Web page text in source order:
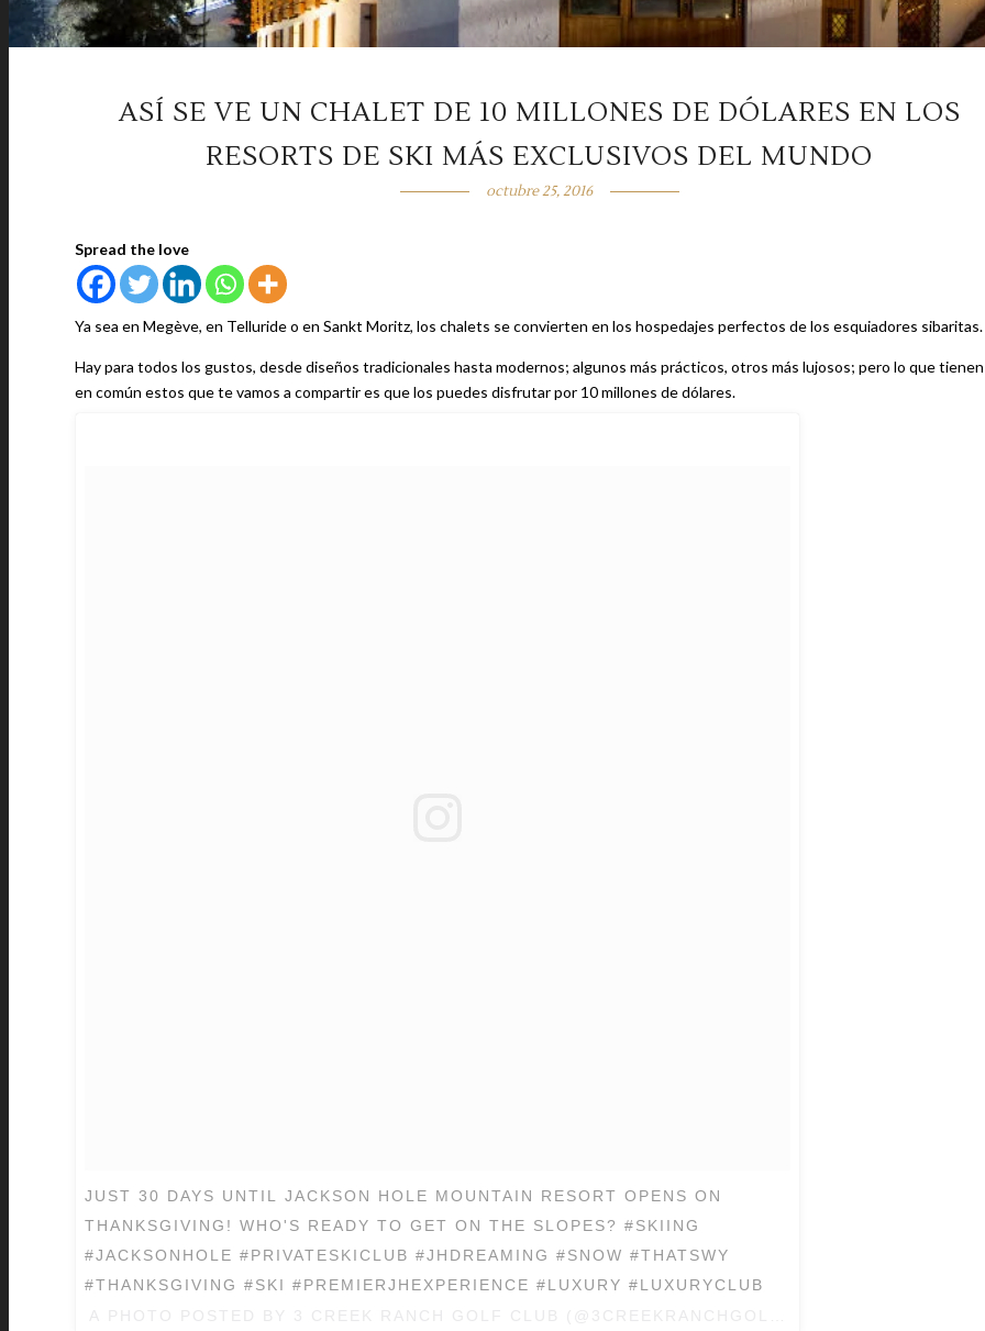
ASÍ SE VE UN CHALET DE 10 MILLONES DE DÓLARES EN LOS
RESORTS DE SKI MÁS EXCLUSIVOS DEL MUNDO
octubre 25, 2016
Spread the love
Ya sea en Megève, en Telluride o en Sankt Moritz, los chalets se convierten en los hospedajes perfectos de los esquiadores sibaritas.
Hay para todos los gustos, desde diseños tradicionales hasta modernos; algunos más prácticos, otros más lujosos; pero lo que tienen
en común estos que te vamos a compartir es que los puedes disfrutar por 10 millones de dólares.
JUST 30 DAYS UNTIL JACKSON HOLE MOUNTAIN RESORT OPENS ON
THANKSGIVING! WHO'S READY TO GET ON THE SLOPES? #SKIING
#JACKSONHOLE #PRIVATESKICLUB #JHDREAMING #SNOW #THATSWY
#THANKSGIVING #SKI #PREMIERJHEXPERIENCE #LUXURY #LUXURYCLUB